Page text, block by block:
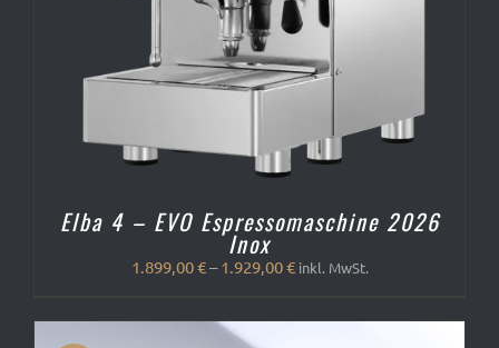
Elba 4 – EVO Espressomaschine 2026
Inox
1.899,00€–1.929,00€ inkl. MwSt.